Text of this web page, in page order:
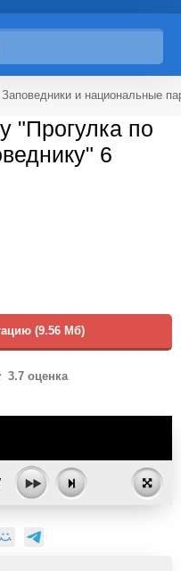
Заповедники и национальные
"Прогулка по
6
(9.56 Мб)
3.7 оценка